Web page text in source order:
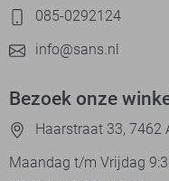
085-0292124
info@sans.nl
Bezoek onze
Haarstraat 33, 7462
Maandag t/m Vrijdag